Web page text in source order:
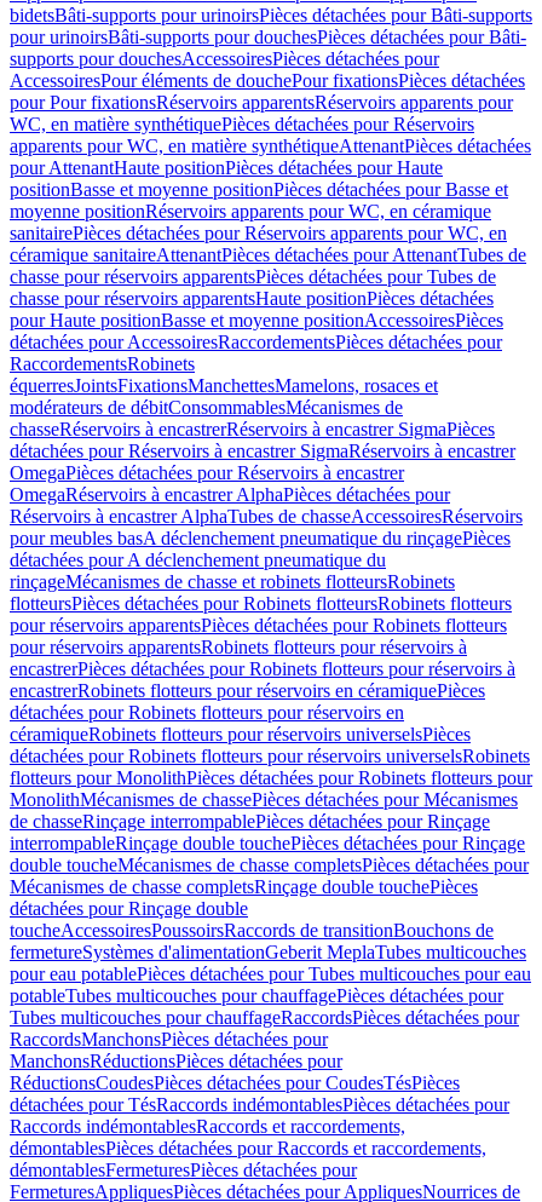
bidetsBâti-supports pour urinoirsPièces détachées pour Bâti-supports
pour urinoirsBâti-supports pour douchesPièces détachées pour Bâti-
supports pour douchesAccessoiresPièces détachées pour
AccessoiresPour éléments de douchePour fixationsPièces détachées
pour Pour fixationsRéservoirs apparentsRéservoirs apparents pour
WC, en matière synthétiquePièces détachées pour Réservoirs
apparents pour WC, en matière synthétiqueAttenantPièces détachées
pour AttenantHaute positionPièces détachées pour Haute
positionBasse et moyenne positionPièces détachées pour Basse et
moyenne positionRéservoirs apparents pour WC, en céramique
sanitairePièces détachées pour Réservoirs apparents pour WC, en
céramique sanitaireAttenantPièces détachées pour AttenantTubes de
chasse pour réservoirs apparentsPièces détachées pour Tubes de
chasse pour réservoirs apparentsHaute positionPièces détachées
pour Haute positionBasse et moyenne positionAccessoiresPièces
détachées pour AccessoiresRaccordementsPièces détachées pour
RaccordementsRobinets
équerresJointsFixationsManchettesMamelons, rosaces et
modérateurs de débitConsommablesMécanismes de
chasseRéservoirs à encastrerRéservoirs à encastrer SigmaPièces
détachées pour Réservoirs à encastrer SigmaRéservoirs à encastrer
OmegaPièces détachées pour Réservoirs à encastrer
OmegaRéservoirs à encastrer AlphaPièces détachées pour
Réservoirs à encastrer AlphaTubes de chasseAccessoiresRéservoirs
pour meubles basA déclenchement pneumatique du rinçagePièces
détachées pour A déclenchement pneumatique du
rinçageMécanismes de chasse et robinets flotteursRobinets
flotteursPièces détachées pour Robinets flotteursRobinets flotteurs
pour réservoirs apparentsPièces détachées pour Robinets flotteurs
pour réservoirs apparentsRobinets flotteurs pour réservoirs à
encastrerPièces détachées pour Robinets flotteurs pour réservoirs à
encastrerRobinets flotteurs pour réservoirs en céramiquePièces
détachées pour Robinets flotteurs pour réservoirs en
céramiqueRobinets flotteurs pour réservoirs universelsPièces
détachées pour Robinets flotteurs pour réservoirs universelsRobinets
flotteurs pour MonolithPièces détachées pour Robinets flotteurs pour
MonolithMécanismes de chassePièces détachées pour Mécanismes
de chasseRinçage interrompablePièces détachées pour Rinçage
interrompableRinçage double touchePièces détachées pour Rinçage
double toucheMécanismes de chasse completsPièces détachées pour
Mécanismes de chasse completsRinçage double touchePièces
détachées pour Rinçage double
toucheAccessoiresPoussoirsRaccords de transitionBouchons de
fermetureSystèmes d'alimentationGeberit MeplaTubes multicouches
pour eau potablePièces détachées pour Tubes multicouches pour eau
potableTubes multicouches pour chauffagePièces détachées pour
Tubes multicouches pour chauffageRaccordsPièces détachées pour
RaccordsManchonsPièces détachées pour
ManchonsRéductionsPièces détachées pour
RéductionsCoudesPièces détachées pour CoudesTésPièces
détachées pour TésRaccords indémontablesPièces détachées pour
Raccords indémontablesRaccords et raccordements,
démontablesPièces détachées pour Raccords et raccordements,
démontablesFermeturesPièces détachées pour
FermeturesAppliquesPièces détachées pour AppliquesNourrices de